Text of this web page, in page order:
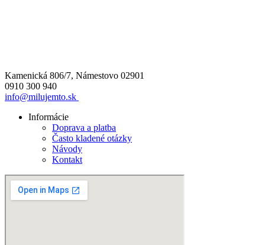
Kamenická 806/7, Námestovo 02901
0910 300 940
info@milujemto.sk
Informácie
Doprava a platba
Často kladené otázky
Návody
Kontakt